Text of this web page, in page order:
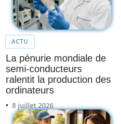
ACTU
La pénurie mondiale de
semi-conducteurs
ralentit la production des
ordinateurs
8 juillet 2026